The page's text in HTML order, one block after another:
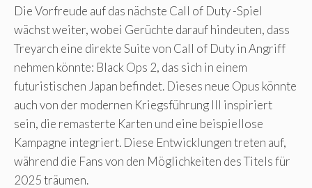
Die Vorfreude auf das nächste Call of Duty -Spiel
wächst weiter, wobei Gerüchte darauf hindeuten, dass
Treyarch eine direkte Suite von Call of Duty in Angriff
nehmen könnte: Black Ops 2, das sich in einem
futuristischen Japan befindet. Dieses neue Opus könnte
auch von der modernen Kriegsführung III inspiriert
sein, die remasterte Karten und eine beispiellose
Kampagne integriert. Diese Entwicklungen treten auf,
während die Fans von den Möglichkeiten des Titels für
2025 träumen.